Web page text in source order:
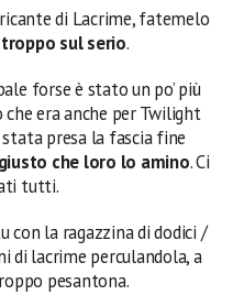
di Lacrime, fatemelo
sul serio.
forse è stato un po’ più
era anche per Twilight
presa la fascia fine
che loro lo amino. Ci
tutti.
con la ragazzina di dodici /
di lacrime perculandola, a
pesantona.